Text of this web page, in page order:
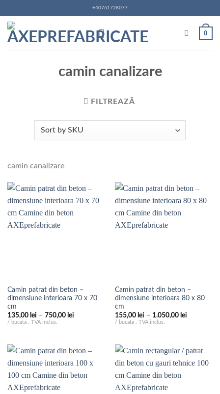
to
content
+40761728077
0
camin canalizare
FILTREAZĂ
camin canalizare
Camin patrat din beton –
dimensiune interioara 70 x 70
cm
135,00 lei – 750,00 leiInterval
la
750,00 lei
/ bucata . TVA inclus.
Camin patrat din beton –
dimensiune interioara 80 x 80
cm
155,00 lei – 1.050,00 leiInterval
1.050,00
/ bucata . TVA inclus.